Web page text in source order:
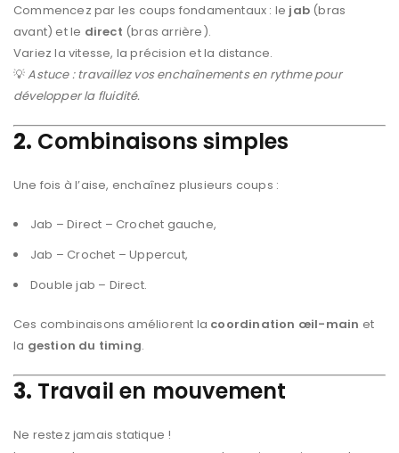
Commencez par les coups fondamentaux : le jab (bras
avant) et le direct (bras arrière).
Variez la vitesse, la précision et la distance.
💡Astuce : travaillez vos enchaînements en rythme pour
développer la fluidité.
2. Combinaisons simples
Une fois à l’aise, enchaînez plusieurs coups :
Jab – Direct – Crochet gauche,
Jab – Crochet – Uppercut,
Double jab – Direct.
Ces combinaisons améliorent la coordination œil-main et
la gestion du timing.
3. Travail en mouvement
Ne restez jamais statique !